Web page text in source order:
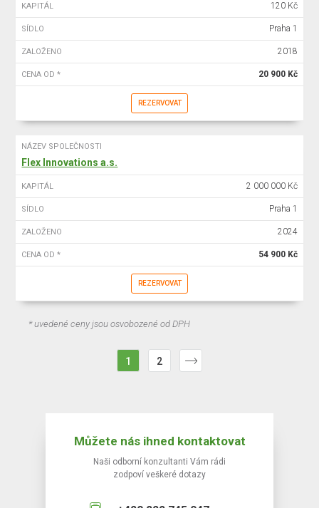
KAPITÁL 120 Kč
SÍDLO Praha 1
ZALOŽENO 2018
CENA OD * 20 900 Kč
REZERVOVAT
NÁZEV SPOLEČNOSTI
Flex Innovations a.s.
KAPITÁL 2 000 000 Kč
SÍDLO Praha 1
ZALOŽENO 2024
CENA OD * 54 900 Kč
REZERVOVAT
* uvedené ceny jsou osvobozené od DPH
1 2
Můžete nás ihned kontaktovat
Naši odborní konzultanti Vám rádi
zodpoví veškeré dotazy